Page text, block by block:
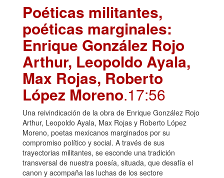
Poéticas militantes,
poéticas marginales:
Enrique González Rojo
Arthur, Leopoldo Ayala,
Max Rojas, Roberto
López Moreno.17:56
Una reivindicación de la obra de Enrique González Rojo
Arthur, Leopoldo Ayala, Max Rojas y Roberto López
Moreno, poetas mexicanos marginados por su
compromiso político y social. A través de sus
trayectorias militantes, se esconde una tradición
transversal de nuestra poesía, situada, que desafía el
canon y acompaña las luchas de los sectore